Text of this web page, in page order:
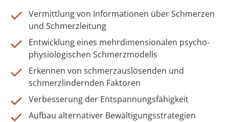
Vermittlung von Informationen über Schmerzen
und Schmerzleitung
Entwicklung eines mehrdimensionalen psycho-
physiologischen Schmerzmodells
Erkennen von schmerzauslösenden und
schmerzlindernden Faktoren
Verbesserung der Entspannungsfähigkeit
Aufbau alternativer Bewältigungsstrategien